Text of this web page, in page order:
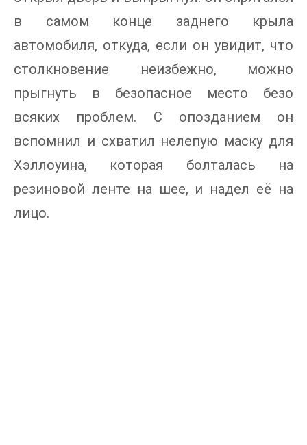
в самом конце заднего крыла
автомобиля, откуда, если он увидит, что
столкновение неизбежно, можно
прыгнуть в безопасное место безо
всяких проблем. С опозданием он
вспомнил и схватил нелепую маску для
Хэллоуина, которая болталась на
резиновой ленте на шее, и надел её на
лицо.